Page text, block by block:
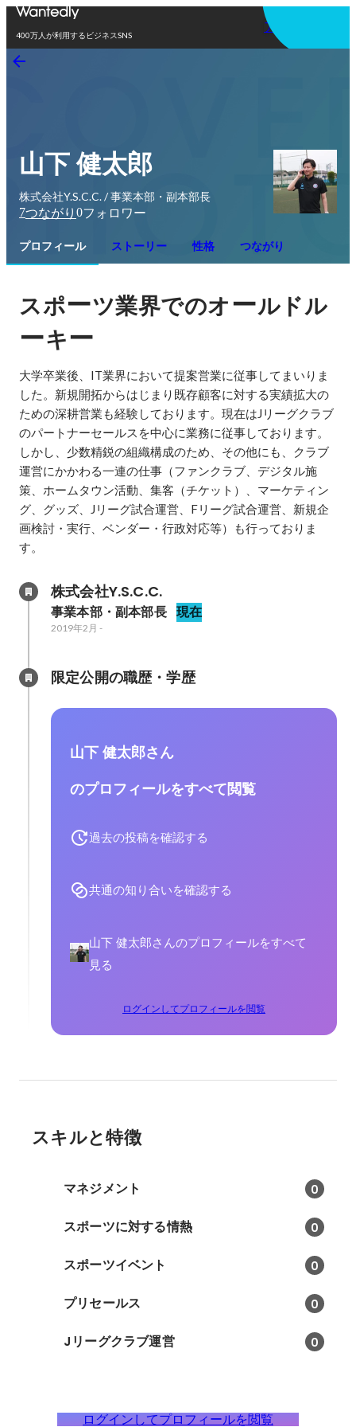
400万人が利用するビジネスSNS
アプリを使う
山下 健太郎
株式会社Y.S.C.C. / 事業本部・副本部長
7つながり 0フォロワー
プロフィール ストーリー 性格 つながり
スポーツ業界でのオールドル
ーキー
大学卒業後、IT業界において提案営業に従事してまいりま
した。新規開拓からはじまり既存顧客に対する実績拡大の
ための深耕営業も経験しております。現在はJリーグクラブ
のパートナーセールスを中心に業務に従事しております。
しかし、少数精鋭の組織構成のため、その他にも、クラブ
運営にかかわる一連の仕事（ファンクラブ、デジタル施
策、ホームタウン活動、集客（チケット）、マーケティン
グ、グッズ、Jリーグ試合運営、Fリーグ試合運営、新規企
画検討・実行、ベンダー・行政対応等）も行っておりま
す。
株式会社Y.S.C.C.
事業本部・副本部長 現在
2019年2月 -
限定公開の職歴・学歴
山下 健太郎さん
のプロフィールをすべて閲覧
過去の投稿を確認する
共通の知り合いを確認する
山下 健太郎さんのプロフィールをすべて
見る
ログインしてプロフィールを閲覧
スキルと特徴
マネジメント 0
スポーツに対する情熱 0
スポーツイベント 0
プリセールス 0
Jリーグクラブ運営 0
ログインしてプロフィールを閲覧